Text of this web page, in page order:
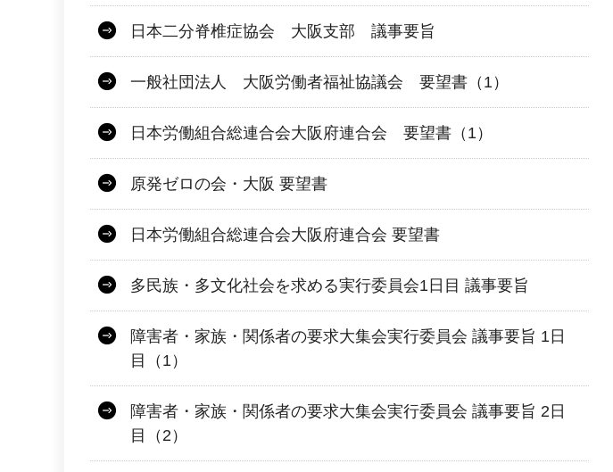
日本二分脊椎症協会 大阪支部 議事要旨
一般社団法人 大阪労働者福祉協議会 要望書（1）
日本労働組合総連合会大阪府連合会 要望書（1）
原発ゼロの会・大阪 要望書
日本労働組合総連合会大阪府連合会 要望書
多民族・多文化社会を求める実行委員会1日目 議事要旨
障害者・家族・関係者の要求大集会実行委員会 議事要旨 1日
目（1）
障害者・家族・関係者の要求大集会実行委員会 議事要旨 2日
目（2）